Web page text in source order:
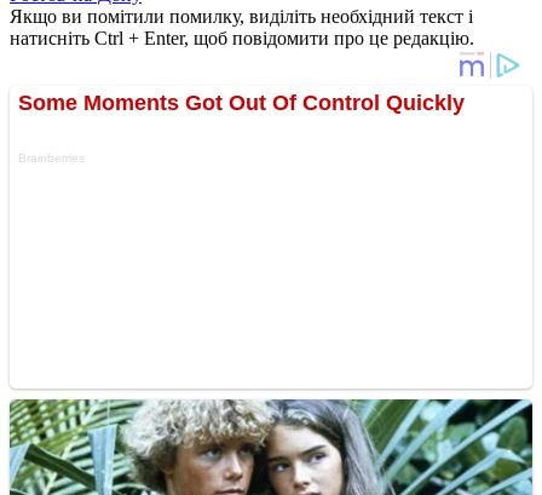
Якщо ви помітили помилку, виділіть необхідний текст і
натисніть Ctrl + Enter, щоб повідомити про це редакцію.